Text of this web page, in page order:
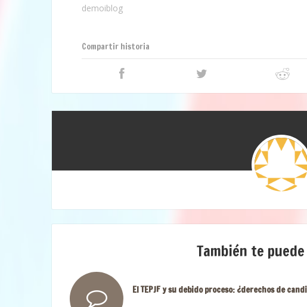
demoiblog
Compartir historia
También te
El TEPJF y su debido proceso: ¿derechos de